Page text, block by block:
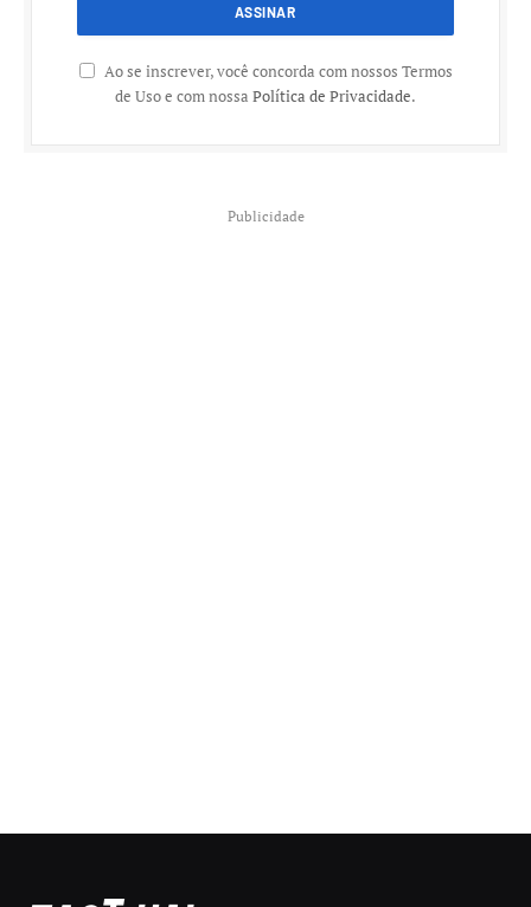
Ao se inscrever, você concorda com nossos Termos
de Uso e com nossa Política de Privacidade.
Publicidade